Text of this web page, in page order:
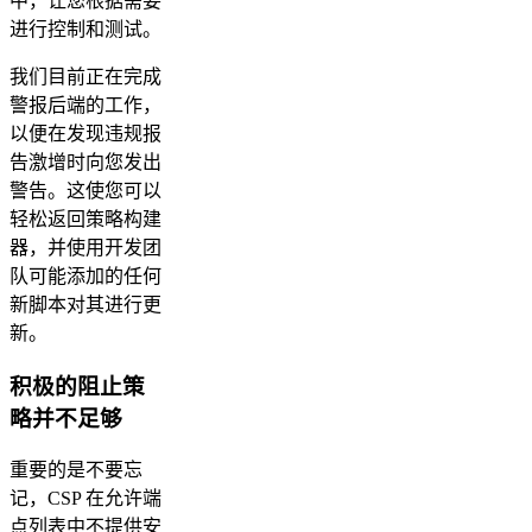
进行控制和测试。
我们目前正在完成
警报后端的工作，
以便在发现违规报
告激增时向您发出
警告。这使您可以
轻松返回策略构建
器，并使用开发团
队可能添加的任何
新脚本对其进行更
新。
积极的阻止策
略并不足够
重要的是不要忘
记，CSP 在允许端
点列表中不提供安